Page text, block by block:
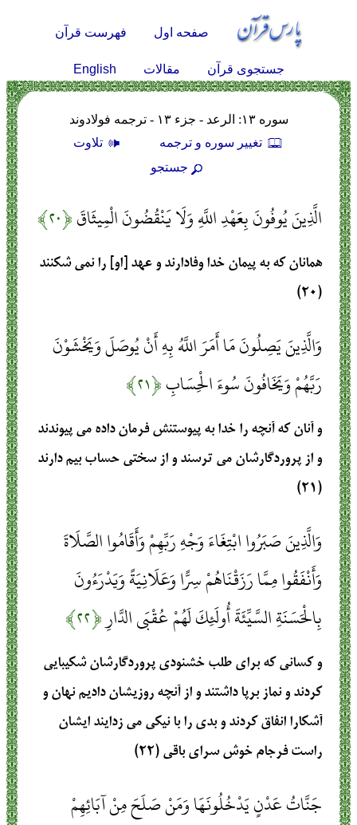
صفحه اول فهرست قرآن
جستجوی قرآن مقالات English
سوره ۱۳: الرعد - جزء ۱۳ - ترجمه فولادوند
تغيير سوره و ترجمه
تلاوت
جستجو
الَّذِينَ يُوفُونَ بِعَهْدِ اللَّهِ وَلَا يَنْقُضُونَ الْمِيثَاقَ﴿۲۰﴾
همانان كه به پيمان خدا وفادارند و عهد [او] را نمى ‏شكنند
(۲۰)
وَالَّذِينَ يَصِلُونَ مَا أَمَرَ اللَّهُ بِهِ أَنْ يُوصَلَ وَيَخْشَوْنَ
رَبَّهُمْ وَيَخَافُونَ سُوءَ الْحِسَابِ﴿۲۱﴾
و آنان كه آنچه را خدا به پيوستنش فرمان داده مى ‏پيوندند
و از پروردگارشان مى‏ ترسند و از سختى حساب بيم دارند
(۲۱)
وَالَّذِينَ صَبَرُوا ابْتِغَاءَ وَجْهِ رَبِّهِمْ وَأَقَامُوا الصَّلَاةَ
وَأَنْفَقُوا مِمَّا رَزَقْنَاهُمْ سِرًّا وَعَلَانِيَةً وَيَدْرَءُونَ
بِالْحَسَنَةِ السَّيِّئَةَ أُولَئِكَ لَهُمْ عُقْبَى الدَّارِ﴿۲۲﴾
و كسانى كه براى طلب خشنودى پروردگارشان شكيبايى
كردند و نماز برپا داشتند و از آنچه روزيشان داديم نهان و
آشكارا انفاق كردند و بدى را با نيكى مى‏ زدايند ايشان
راست فرجام خوش سراى باقى (۲۲)
جَنَّاتُ عَدْنٍ يَدْخُلُونَهَا وَمَنْ صَلَحَ مِنْ آبَائِهِمْ